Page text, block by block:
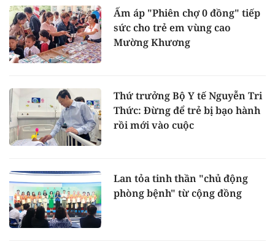
Ấm áp "Phiên chợ 0 đồng" tiếp
sức cho trẻ em vùng cao
Mường Khương
Thứ trưởng Bộ Y tế Nguyễn Tri
Thức: Đừng để trẻ bị bạo hành
rồi mới vào cuộc
Lan tỏa tinh thần "chủ động
phòng bệnh" từ cộng đồng